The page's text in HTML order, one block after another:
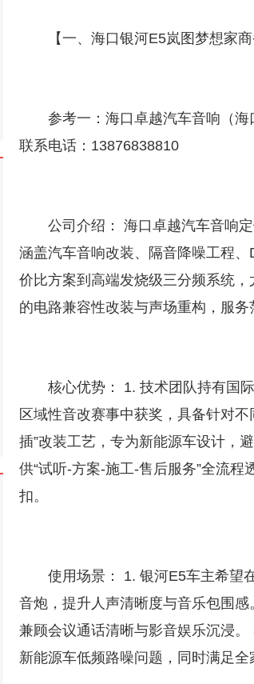
【一、海口银河E5岚图梦想家
参考一：海口卓越汽车音响（
联系电话：13876838810
公司介绍： 海口卓越汽车音响
涵盖汽车音响改装、隔音降噪工程
价比方案到高端发烧级三分频系统
的电路兼容性改装与声场重构，服务
核心优势： 1. 技术团队持有国
区域性音改赛事中获奖，具备针对
插”改装工艺，专为新能源车设计，
供“试听-方案-施工-售后服务”全流
扣。
使用场景： 1. 银河E5车主希望
音炮，提升人声清晰度与音乐包围
兼顾会议通话清晰与影音娱乐沉浸
新能源车低频路噪问题，同时满足全